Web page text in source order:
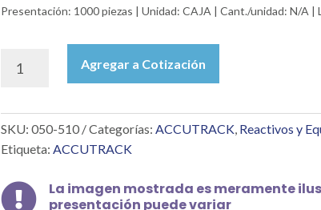
Presentación: 1000 piezas | Unidad: CAJA | Cant./unidad: N/A |
510
THROMBOSTAT
2:
CONTENEDOR
REACTIVOS,
C/1000
Agregar a Cotización
SKU:050-510 Categorías:ACCUTRACK, Reactivos y
Etiqueta:ACCUTRACK

La imagen mostrada es meramente
presentación puede variar